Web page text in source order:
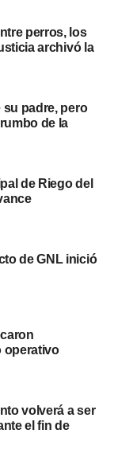
perros, los
archivó la
su padre, pero
de la
de Riego del
de GNL inició
operativo
volverá a ser
el fin de